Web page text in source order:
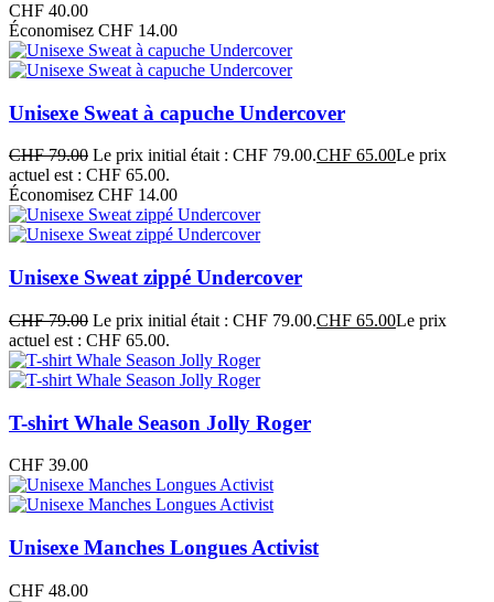
CHF 40.00
Économisez CHF 14.00
Unisexe Sweat à capuche Undercover
CHF79.00 Le prix initial était : CHF 79.00.CHF 65.00Le prix
actuel est : CHF 65.00.
Économisez CHF 14.00
Unisexe Sweat zippé Undercover
CHF79.00 Le prix initial était : CHF 79.00.CHF 65.00Le prix
actuel est : CHF 65.00.
T-shirt Whale Season Jolly Roger
CHF 39.00
Unisexe Manches Longues Activist
CHF 48.00